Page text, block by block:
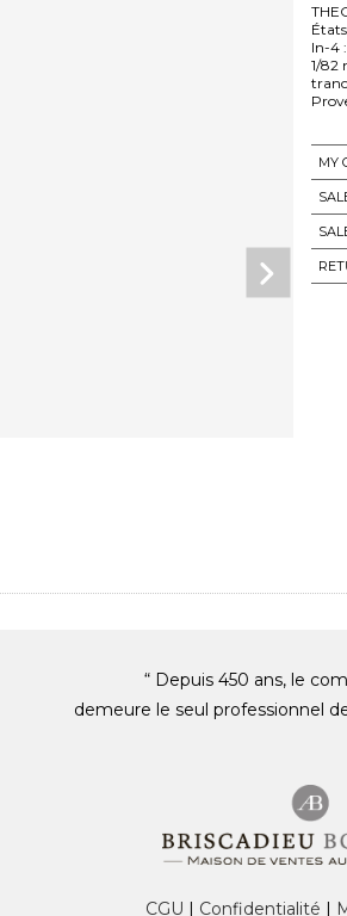
In-4
1/82
MY
“ Depuis 450 ans, le
demeure le seul professionnel
CGU | Confidentialité |